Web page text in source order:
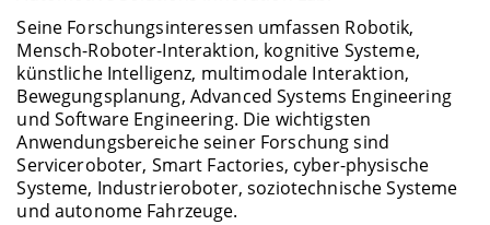
Seine Forschungsinteressen umfassen Robotik,
Mensch-Roboter-Interaktion, kognitive Systeme,
künstliche Intelligenz, multimodale Interaktion,
Bewegungsplanung, Advanced Systems Engineering
und Software Engineering. Die wichtigsten
Anwendungsbereiche seiner Forschung sind
Serviceroboter, Smart Factories, cyber-physische
Systeme, Industrieroboter, soziotechnische Systeme
und autonome Fahrzeuge.